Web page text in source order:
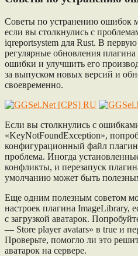
Советы по устранению ошибок
если вы столкнулись с
iqreportsystem для Rust. В
регулярные обновления
ошибки и улучшить его
за выпуском новых версий и
своевременно.
Если вы столкнулись с
«KeyNotFoundException»,
конфигурационный файл
проблема. Иногда
конфликты, и перезапуск
умолчанию может быть
Еще одним полезным советом
настроек плагина ImageLibrary,
с загрузкой аватарок.
— Store player avatars» в true и
Проверьте, помогло ли это
аватарок на сервере.